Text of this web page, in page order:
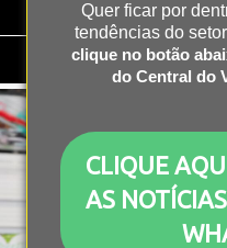
Quer ficar por
tendências do
clique no botão
do Central do
CLIQUE
AS